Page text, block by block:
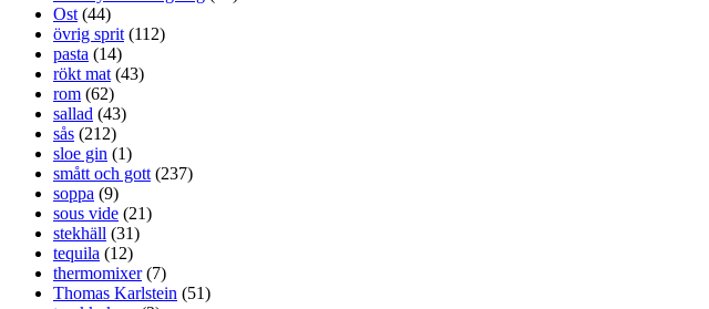
Ost (44)
övrig sprit (112)
pasta (14)
rökt mat (43)
rom (62)
sallad (43)
sås (212)
sloe gin (1)
smått och gott (237)
soppa (9)
sous vide (21)
stekhäll (31)
tequila (12)
thermomixer(7)
Thomas Karlstein (51)